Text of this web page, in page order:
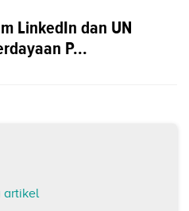
LinkedIn dan UN
P...
artikel